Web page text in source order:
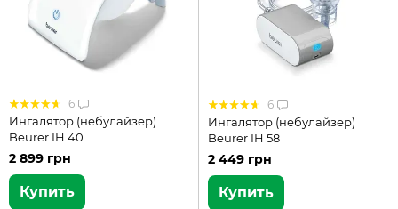
6
Ингалятор (небулайзер)
Beurer IH 40
2 899 грн
Купить
6
Ингалятор (небулайзер)
Beurer IH 58
2 449 грн
Купить